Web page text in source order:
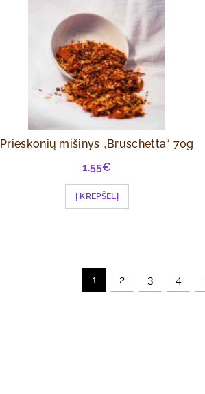
Prieskonių mišinys „Bruschetta“ 70g
1.55€
Į KREPŠELĮ
1 2 3 4